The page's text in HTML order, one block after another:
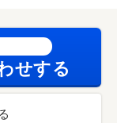
せする